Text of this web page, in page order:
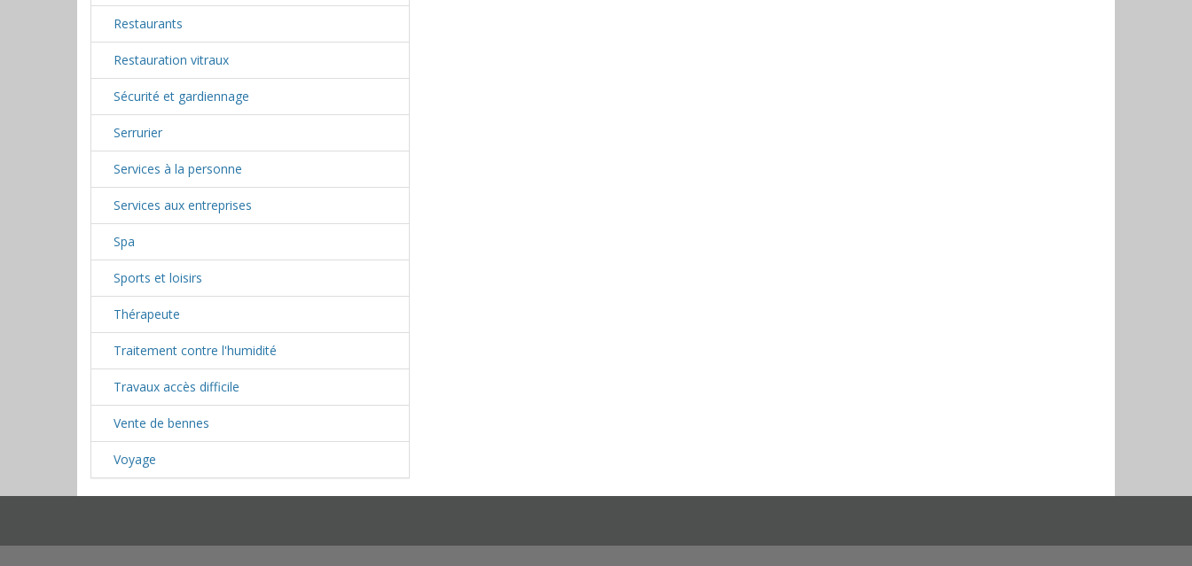
Restaurants
Restauration vitraux
Sécurité et gardiennage
Serrurier
Services à la personne
Services aux entreprises
Spa
Sports et loisirs
Thérapeute
Traitement contre l'humidité
Travaux accès difficile
Vente de bennes
Voyage